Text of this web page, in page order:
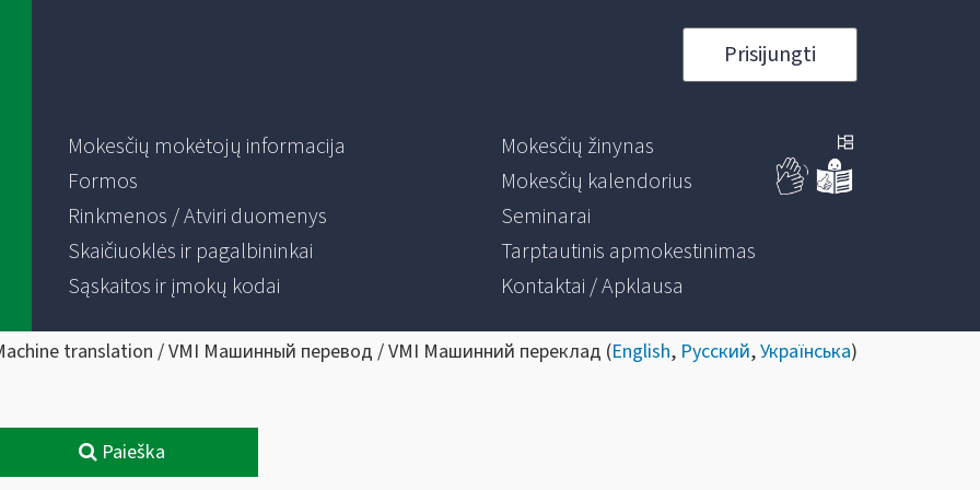
Prisijungti
Mokesčių mokėtojų informacija
Formos
Rinkmenos / Atviri duomenys
Skaičiuoklės ir pagalbininkai
Sąskaitos ir įmokų kodai
Mokesčių žinynas
Mokesčių kalendorius
Seminarai
Tarptautinis apmokestinimas
Kontaktai / Apklausa
translation / VMI Машинный перевод / VMI Машинний переклад (English, Русский,Українська)
Paieška